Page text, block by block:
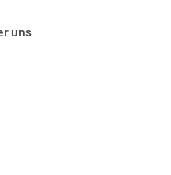
uns